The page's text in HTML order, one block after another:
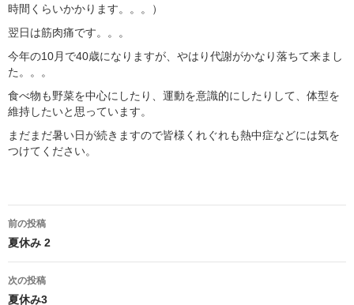
時間くらいかかります。。。）
翌日は筋肉痛です。。。
今年の10月で40歳になりますが、やはり代謝がかなり落ちて来まし
た。。。
食べ物も野菜を中心にしたり、運動を意識的にしたりして、体型を
維持したいと思っています。
まだまだ暑い日が続きますので皆様くれぐれも熱中症などには気を
つけてください。
投
稿
ナ
前の投稿
夏休み 2
次の投稿
夏休み3